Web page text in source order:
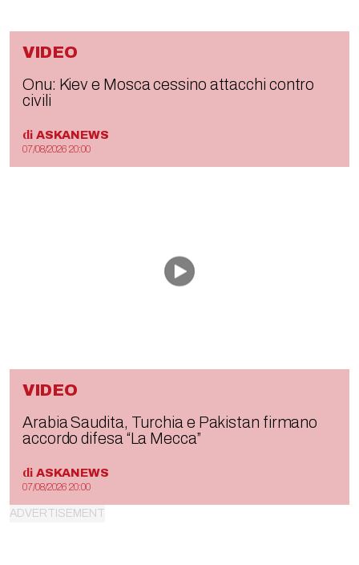
VIDEO
Onu: Kiev e Mosca cessino attacchi contro
civili
di ASKANEWS
07/08/2026 20:00
VIDEO
Arabia Saudita, Turchia e Pakistan firmano
accordo difesa “La Mecca”
di ASKANEWS
07/08/2026 20:00